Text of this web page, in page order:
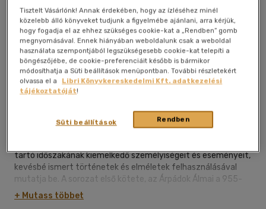
Kívánságlistához adom Megosztom
Coldwell Art Könyvkereskedelmi Bt.|2003|magyar nyelvű
cérnafűzött, keménytáblás
A bő humorral készült tíz kötetes sorozat illeszkedik a
COLDWELL KÖNYVEK mottójához: TÖRTÉNELEM MÁSKÉPPEN.A
tartó időszakának kiemelkedő személyiségeit és eseményeit,
kevésbé ismert történetek és elméletek felhasználásával
mutatja be. A sorozat első kötete, az Árpádok Álmai a 955-
1301-ig tartó időszakot dolgozta fel e sajátos
stílusban.ANEKDOTÁK * MORBID HUMOR * DIÁKOK
+ Mutass többet
Tisztelt Vásárlónk! Annak érdekében, hogy az ízléséhez minél
közelebb álló könyveket tudjunk a figyelmébe ajánlani, arra kérjük,
hogy fogadja el az ehhez szükséges cookie-kat a „Rendben” gomb
megnyomásával. Ennek hiányában weboldalunk csak a weboldal
használata szempontjából legszükségesebb cookie-kat telepíti a
böngészőjébe, de cookie-preferenciáit később is bármikor
módosíthatja a Süti beállítások menüpontban. További részletekért
olvassa el a
Libri Könyvkereskedelmi Kft. adatkezelési
tájékoztatóját!
Rendben
Süti beállítások